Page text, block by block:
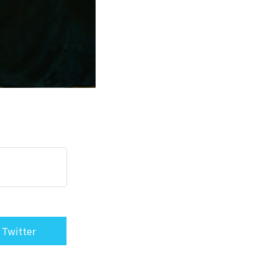
Twitter